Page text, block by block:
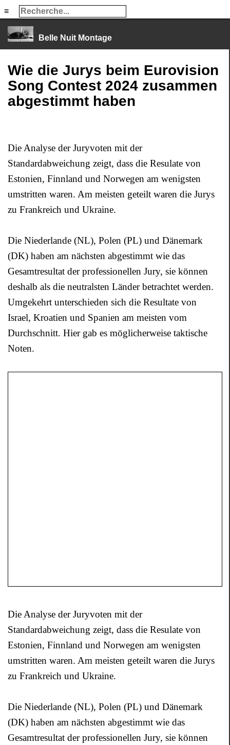
Belle Nuit Montage
Wie die Jurys beim Eurovision
Song Contest 2024 zusammen
abgestimmt haben
Die Analyse der Juryvoten mit der
Standardabweichung zeigt, dass die Resulate von
Estonien, Finnland und Norwegen am wenigsten
umstritten waren. Am meisten geteilt waren die Jurys
zu Frankreich und Ukraine.
Die Niederlande (NL), Polen (PL) und Dänemark
(DK) haben am nächsten abgestimmt wie das
Gesamtresultat der professionellen Jury, sie können
deshalb als die neutralsten Länder betrachtet werden.
Umgekehrt unterschieden sich die Resultate von
Israel, Kroatien und Spanien am meisten vom
Durchschnitt. Hier gab es möglicherweise taktische
Noten.
Die Analyse der Juryvoten mit der
Standardabweichung zeigt, dass die Resulate von
Estonien, Finnland und Norwegen am wenigsten
umstritten waren. Am meisten geteilt waren die Jurys
zu Frankreich und Ukraine.
Die Niederlande (NL), Polen (PL) und Dänemark
(DK) haben am nächsten abgestimmt wie das
Gesamtresultat der professionellen Jury, sie können
≡
≡